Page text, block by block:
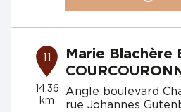
11
14.36
km
Marie Blachère
Angle boulevard
rue Johannes